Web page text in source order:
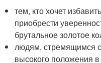
тем, кто хочет
приобрести
брутальное золотое
людям, стремящимся
высокого положения